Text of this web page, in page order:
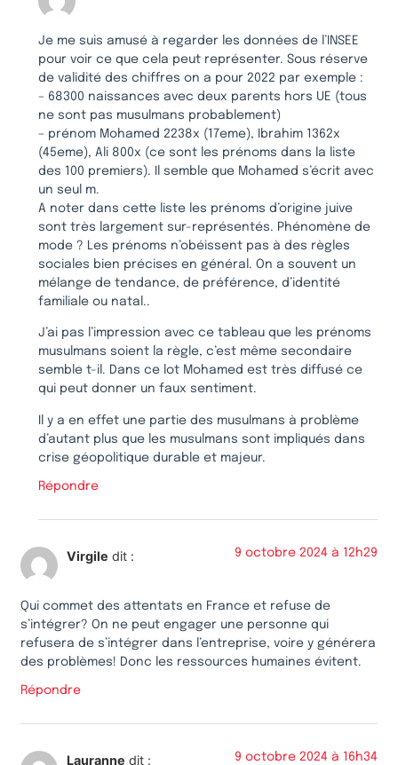
Je me suis amusé à regarder les données de l’INSEE
pour voir ce que cela peut représenter. Sous réserve
de validité des chiffres on a pour 2022 par exemple :
– 68300 naissances avec deux parents hors UE (tous
ne sont pas musulmans probablement)
– prénom Mohamed 2238x (17eme), Ibrahim 1362x
(45eme), Ali 800x (ce sont les prénoms dans la liste
des 100 premiers). Il semble que Mohamed s’écrit avec
un seul m.
A noter dans cette liste les prénoms d’origine juive
sont très largement sur-représentés. Phénomène de
mode ? Les prénoms n’obéissent pas à des règles
sociales bien précises en général. On a souvent un
mélange de tendance, de préférence, d’identité
familiale ou natal..
J’ai pas l’impression avec ce tableau que les prénoms
musulmans soient la règle, c’est même secondaire
semble t-il. Dans ce lot Mohamed est très diffusé ce
qui peut donner un faux sentiment.
Il y a en effet une partie des musulmans à problème
d’autant plus que les musulmans sont impliqués dans
crise géopolitique durable et majeur.
Répondre
Virgile dit : 9 octobre 2024 à 12h29
Qui commet des attentats en France et refuse de
s’intégrer? On ne peut engager une personne qui
refusera de s’intégrer dans l’entreprise, voire y générera
des problèmes! Donc les ressources humaines évitent.
Répondre
Lauranne dit : 9 octobre 2024 à 16h34